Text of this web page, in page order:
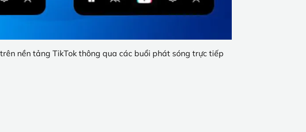
nền tảng TikTok thông qua các buổi phát sóng trực tiếp